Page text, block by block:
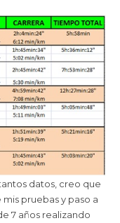
datos, creo que
pruebas y paso a
7 años realizando